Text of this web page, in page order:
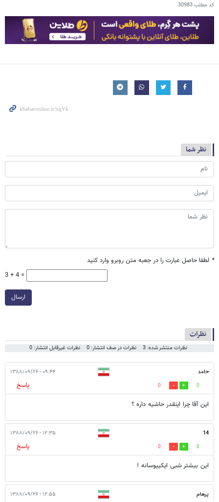
کد مطلب30983
نظر شما
* لطفا حاصل عبارت را در جعبه متن روبرو وارد کنید
3 + 4 =
ارسال
نظرات
نظرات منتشر شده: 3 نظرات در صف انتشار: 0 نظرات غیرقابل انتشار: 0
حامد ۰۹:۴۴ - ۱۳۸۸/۰۹/۲۶
0
0
پاسخ
این آقا چرا اینقدر حاشیه داره ؟
14 ۱۲:۳۵ - ۱۳۸۸/۰۹/۲۶
0
0
پاسخ
این بیشتر شبی ایکییوسانه !
پرهام ۱۲:۵۵ - ۱۳۸۸/۰۹/۲۶